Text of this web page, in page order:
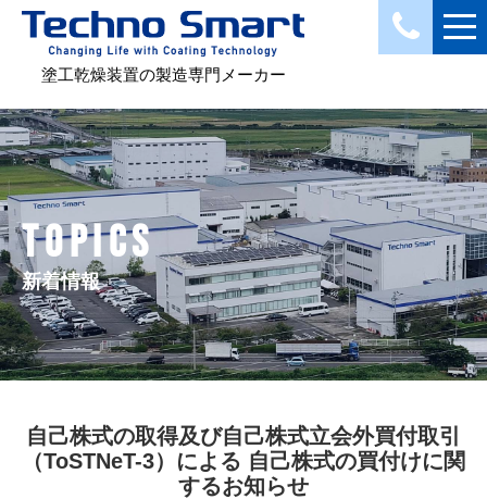
塗工乾燥装置の製造専門メーカー
TOPICS
新着情報
自己株式の取得及び自己株式立会外買付取引
（ToSTNeT-3）による 自己株式の買付けに関
するお知らせ